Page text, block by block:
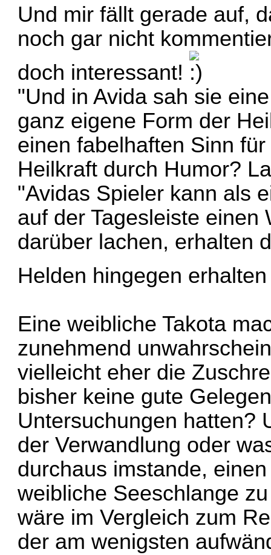
Und mir fällt gerade auf,
noch gar nicht
doch interessant!
"Und in Avida sah sie
ganz eigene Form der
einen fabelhaften Sinn
Heilkraft durch Humor?
"Avidas Spieler kann als
auf der Tagesleiste einen
darüber lachen, erhalten
Helden hingegen
Eine weibliche Takota
zunehmend
vielleicht eher die
bisher keine gute
Untersuchungen hatten?
der Verwandlung oder
durchaus imstande,
weibliche Seeschlange
wäre im Vergleich zum
der am wenigsten